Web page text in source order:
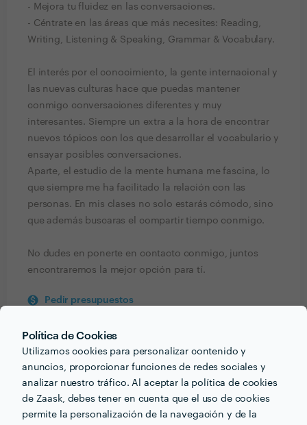
Política de Cookies
Utilizamos cookies para personalizar contenido y
anuncios, proporcionar funciones de redes sociales y
analizar nuestro tráfico. Al aceptar la política de cookies
de Zaask, debes tener en cuenta que el uso de cookies
permite la personalización de la navegación y de la
- Mejora tu fluidez en las conversaciones.
- Céntrate en las áreas que más necesites: Reading,
Writing, Listening & Speaking, Grammar & Vocabulary.
El interés por el conocimiento, la gente internacional y
las nuevas culturas hace que puedas mantener
conmigo conversaciones diferentes y muy
interesantes. Siempre un extra a la hora de encontrar
nuevos tópicos con los que desarrollar el vocabulario y
ensayar posibles conversaciones.
Aparte, el estudio de la mente humana me fascina, lo
que siempre me ha facilitado la relación con las
personas. En mis clases no solo estarás cómodo, sino
que además buscaras el compartir tiempo conmigo.
No dudes en ponerte en contacto conmigo, juntos
encontraremos la mejor opción para tí.
Pedir presupuestos
Verificar disponibilidad
Información validada